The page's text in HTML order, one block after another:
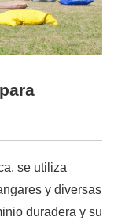
se utiliza
y diversas
duradera y su